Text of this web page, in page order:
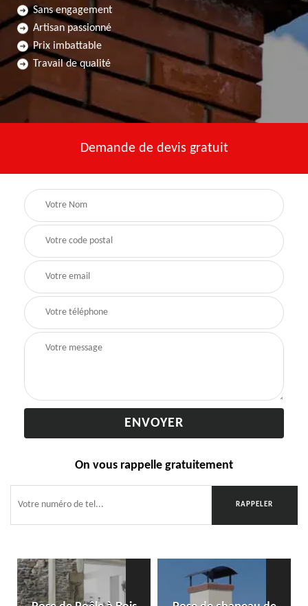
Sans engagement
Artisan passionné
Prix imbattable
Travail de qualité
Demande de devis gratuit
On vous rappelle gratuitement